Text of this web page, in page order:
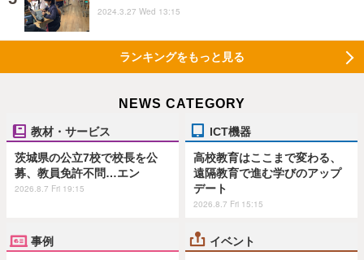
2024.3.27 Wed 13:15
ランキングをもっと見る
NEWS CATEGORY
教材・サービス
茨城県の公立7校で校長を公
募、教員免許不問…エン
2026.8.7 Fri 19:15
ICT機器
高校教育はここまで変わる、
遠隔教育で進む学びのアップ
デート
2026.8.7 Fri 15:15
事例 イベント